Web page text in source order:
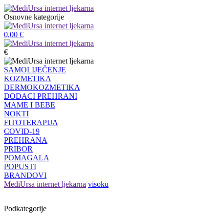
Osnovne kategorije
0,00 €
€
SAMOLIJEČENJE
KOZMETIKA
DERMOKOZMETIKA
DODACI PREHRANI
MAME I BEBE
NOKTI
FITOTERAPIJA
COVID-19
PREHRANA
PRIBOR
POMAGALA
POPUSTI
BRANDOVI
MediUrsa internet ljekarna visoku
Podkategorije